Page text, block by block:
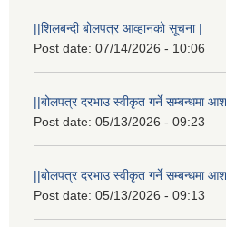
||शिलबन्दी बोलपत्र आव्हानको सूचना |
Post date: 07/14/2026 - 10:06
||बोलपत्र दरभाउ स्वीकृत गर्ने सम्बन्धमा
Post date: 05/13/2026 - 09:23
||बोलपत्र दरभाउ स्वीकृत गर्ने सम्बन्धमा
Post date: 05/13/2026 - 09:13